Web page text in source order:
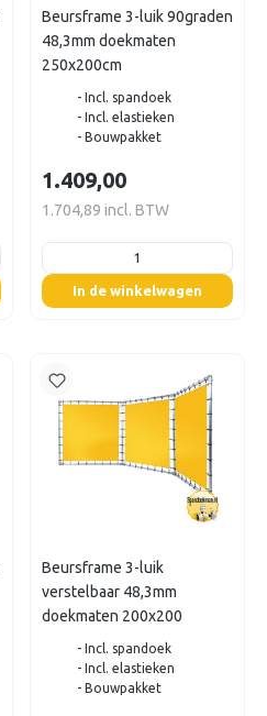
Beursframe 3-luik 90graden
48,3mm doekmaten
250x200cm
- Incl. spandoek
- Incl. elastieken
- Bouwpakket
1.409,00
1.704,89 incl. BTW
listing.boxQuantity
In de winkelwagen
Beursframe 3-luik
verstelbaar 48,3mm
doekmaten 200x200
- Incl. spandoek
- Incl. elastieken
- Bouwpakket